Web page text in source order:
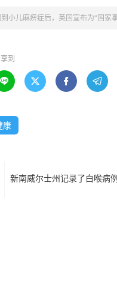
小儿麻痹症后，英国宣布为“国家
到
   
康
新南威尔士州记录了白喉病